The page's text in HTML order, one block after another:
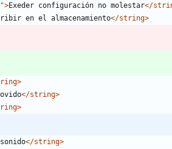
>Exeder configuración no molestar</
en el almacenamiento</string>
</string>
</string>